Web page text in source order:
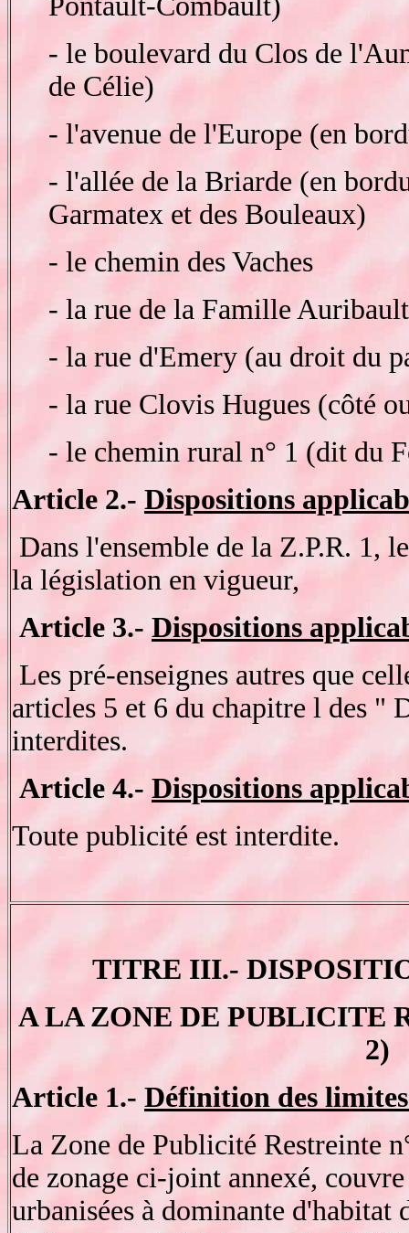
- le boulevard du Clos de
de Célie)
- l'avenue de l'Europe (en
- l'allée de la Briarde (en
Garmatex et des Bouleaux)
- le chemin des Vaches
- la rue de la Famille Auribault
- la rue d'Emery (au droit du
- la rue Clovis Hugues (côté
- le chemin rural n° 1 (dit du
Article 2.- Dispositions
Dans l'ensemble de la Z.P.R. 1,
la législation en vigueur,
Article 3.- Dispositions
Les pré-enseignes autres que
articles 5 et 6 du chapitre l des "
interdites.
Article 4.- Dispositions
Toute publicité est interdite.
TITRE III.-
A LA ZONE DE PUBLICITE
2)
Article 1.- Définition des
La Zone de Publicité Restreinte
de zonage ci-joint annexé,
urbanisées à dominante